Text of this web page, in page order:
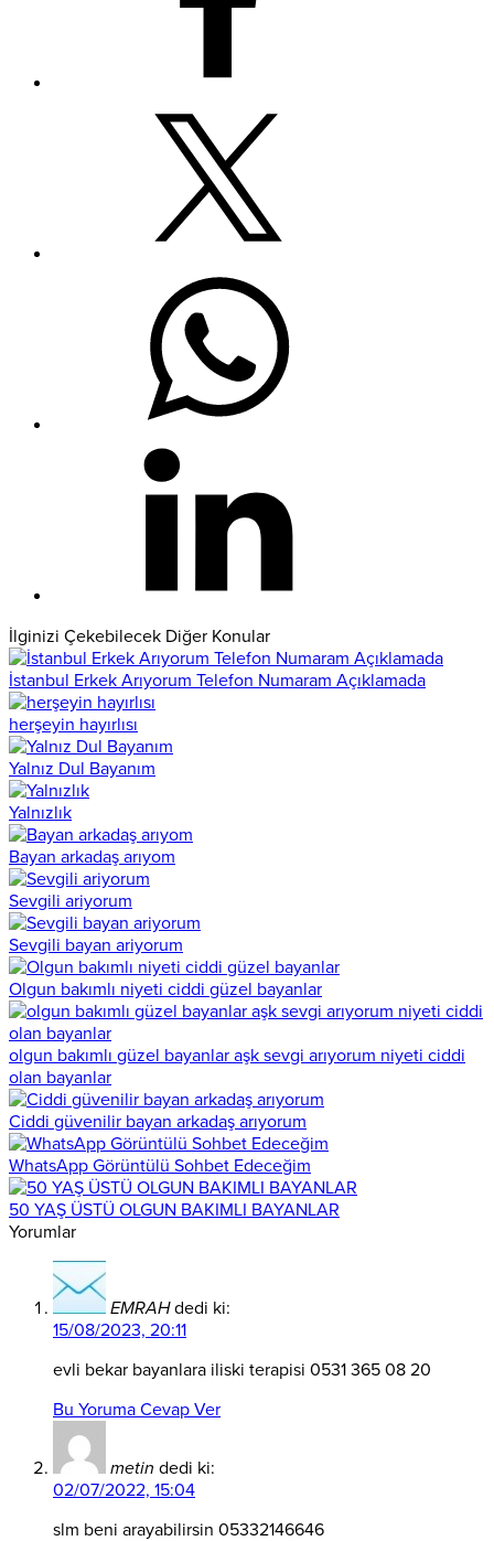
İlginizi Çekebilecek Diğer Konular
İstanbul Erkek Arıyorum Telefon Numaram Açıklamada
herşeyin hayırlısı
Yalnız Dul Bayanım
Yalnızlık
Bayan arkadaş arıyom
Sevgili ariyorum
Sevgili bayan ariyorum
Olgun bakımlı niyeti ciddi güzel bayanlar
olgun bakımlı güzel bayanlar aşk sevgi arıyorum niyeti ciddi
olan bayanlar
Ciddi güvenilir bayan arkadaş arıyorum
WhatsApp Görüntülü Sohbet Edeceğim
50 YAŞ ÜSTÜ OLGUN BAKIMLI BAYANLAR
Yorumlar
EMRAH dedi ki:
15/08/2023, 20:11
evli bekar bayanlara iliski terapisi 0531 365 08 20
Bu Yoruma Cevap Ver
metin dedi ki:
02/07/2022, 15:04
slm beni arayabilirsin 05332146646